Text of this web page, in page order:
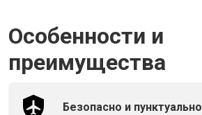
Особенности и
преимущества
Безопасно и пунктуально